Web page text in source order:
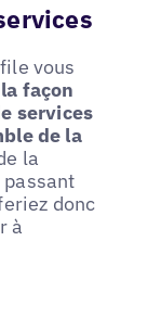
vous
façon
services
de la
la
passant
donc
à